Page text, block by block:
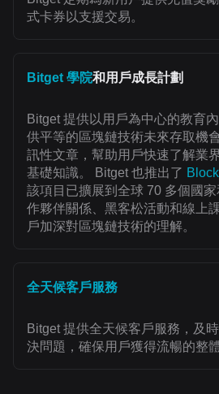
式卡券以支援交易。
Bitget 學院和用戶成長計劃
Bitget 提供以用戶為中心的教育
供平等的區塊鏈技術未來存取機
訊性文章，幫助用戶快速了解業
基礎知識。 Bitget 也推出了
該項目已擴展到全球 70 多個國
作夥伴關係、黑客松活動和線上
戶加深對區塊鏈技術的理解。
全天候客戶服務
Bitget 提供全天候客戶服務，及
決問題，確保用戶獲得流暢的整體